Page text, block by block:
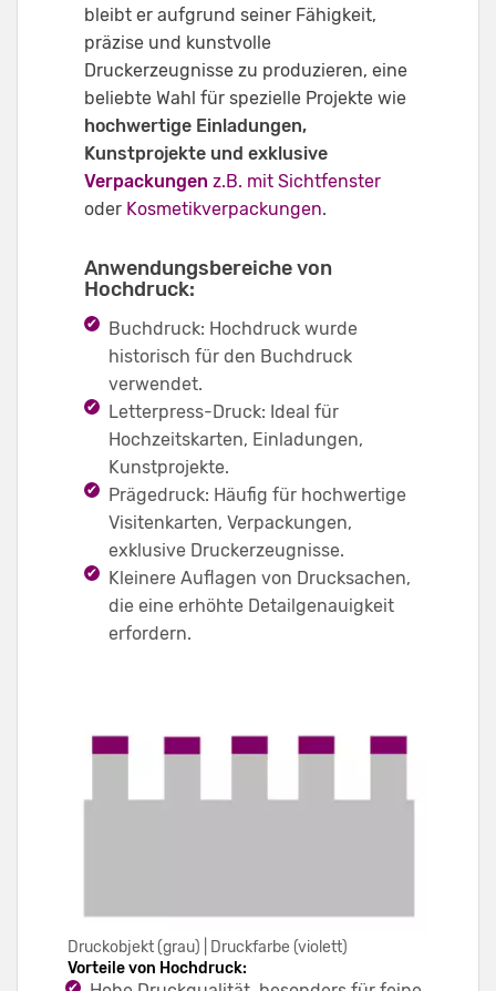
bleibt er aufgrund seiner Fähigkeit,
präzise und kunstvolle
Druckerzeugnisse zu produzieren, eine
beliebte Wahl für spezielle Projekte wie
hochwertige Einladungen,
Kunstprojekte und exklusive
Verpackungen z.B. mit Sichtfenster
oder Kosmetikverpackungen.
Anwendungsbereiche von
Hochdruck:
Buchdruck: Hochdruck wurde
historisch für den Buchdruck
verwendet.
Letterpress-Druck: Ideal für
Hochzeitskarten, Einladungen,
Kunstprojekte.
Prägedruck: Häufig für hochwertige
Visitenkarten, Verpackungen,
exklusive Druckerzeugnisse.
Kleinere Auflagen von Drucksachen,
die eine erhöhte Detailgenauigkeit
erfordern.
Druckobjekt (grau) | Druckfarbe (violett)
Vorteile von Hochdruck: